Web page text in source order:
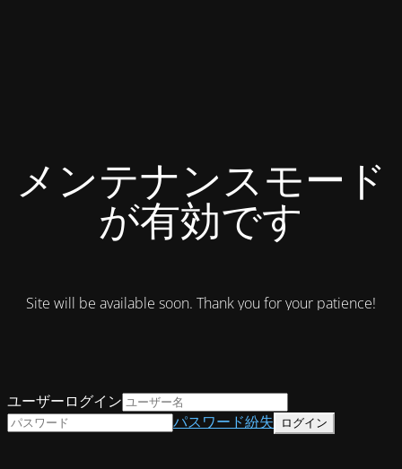
メンテナンスモード
が有効です
Site will be available soon. Thank you for your patience!
ユーザーログイン
パスワード紛失